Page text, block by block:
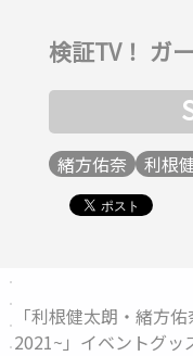
検証TV！ ガ
緒方佑奈 利根
「利根健太朗・緒方
2021~」イベントグ